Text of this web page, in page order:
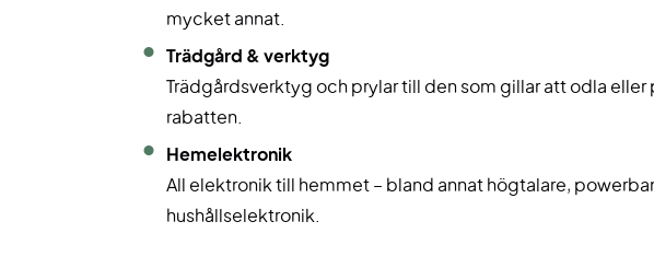
mycket annat.
Trädgård & verktyg
Trädgårdsverktyg och prylar till den som gillar att odla eller
rabatten.
Hemelektronik
All elektronik till hemmet – bland annat högtalare,
hushållselektronik.